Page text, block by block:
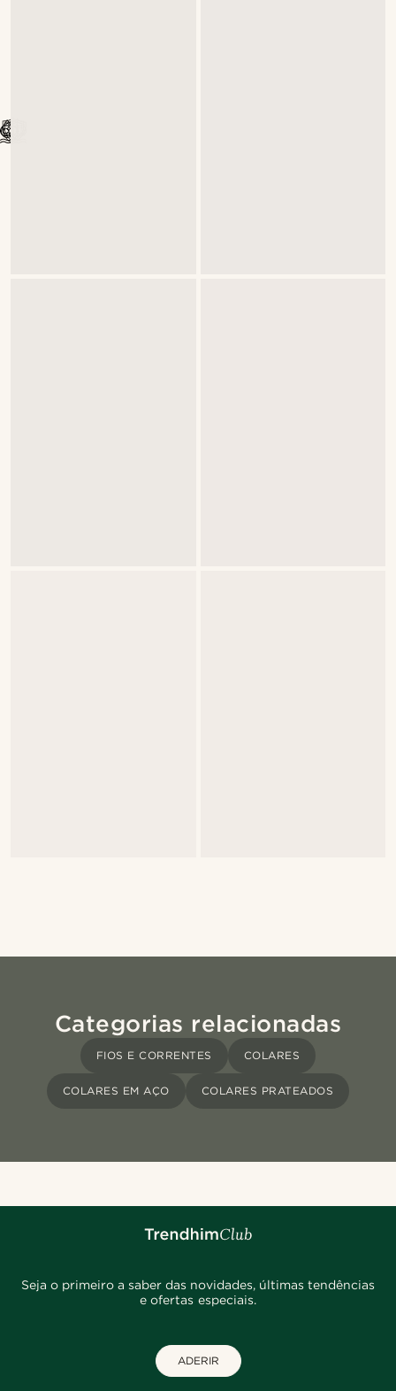
Categorias relacionadas
FIOS E CORRENTES COLARES
COLARES EM AÇO COLARES PRATEADOS
Seja o primeiro a saber das novidades, últimas tendências
e ofertas especiais.
ADERIR